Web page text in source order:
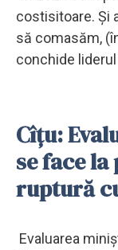
costisitoare. Și
să comasăm,
conchide
Cîțu:
se face
ruptură
Evaluarea